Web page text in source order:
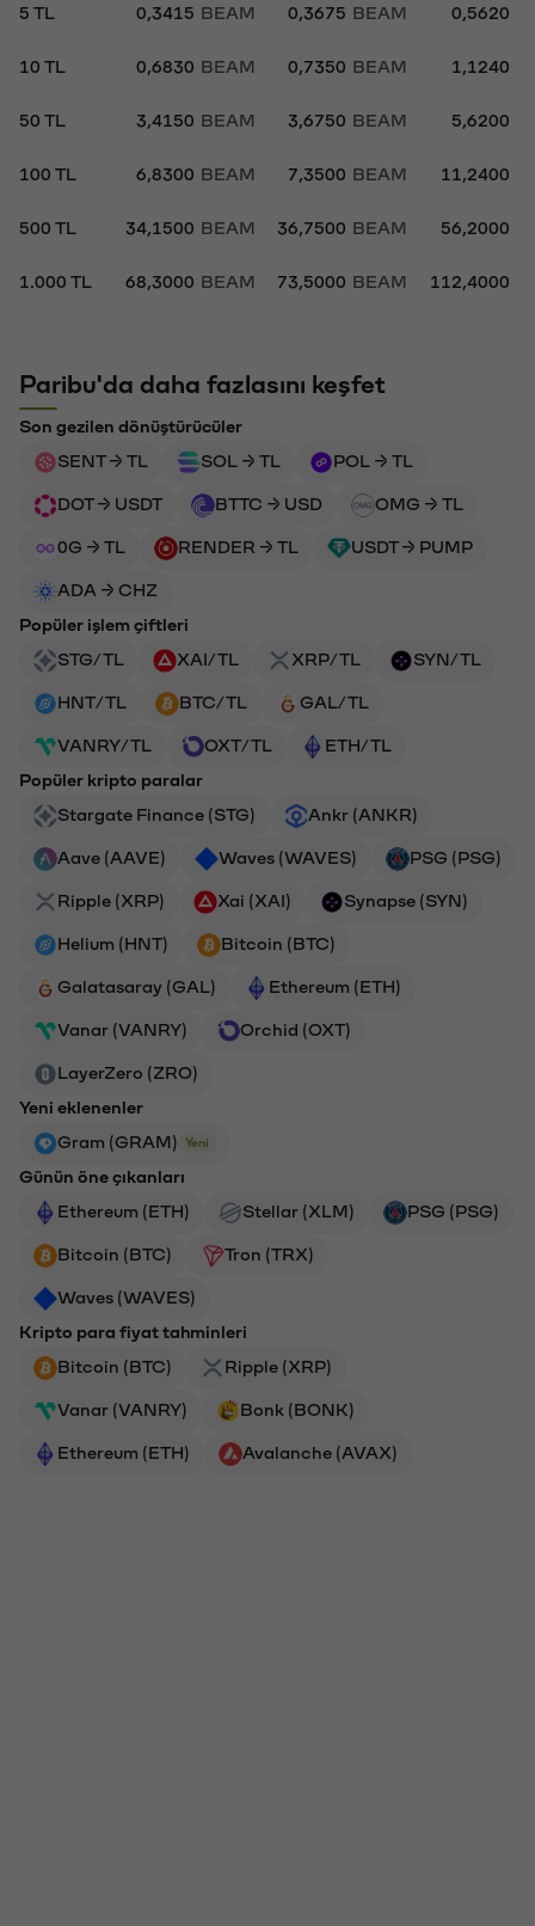
5 TL 0,3415 BEAM 0,3675 BEAM 0,5620
10 TL 0,6830 BEAM 0,7350 BEAM 1,1240
50 TL 3,4150 BEAM 3,6750 BEAM 5,6200
100 TL 6,8300 BEAM 7,3500 BEAM 11,2400
500 TL 34,1500 BEAM 36,7500 BEAM 56,2000
1.000 TL 68,3000 BEAM 73,5000 BEAM 112,4000
Paribu'da daha fazlasını keşfet
Son gezilen dönüştürücüler
SENT → TL
SOL → TL POL → TL
DOT → USDT BTTC → USD OMG → TL
0G → TL RENDER → TL USDT → PUMP
ADA → CHZ
Popüler işlem çiftleri
STG/TL
XAI/TL XRP/TL SYN/TL
HNT/TL BTC/TL GAL/TL
VANRY/TL OXT/TL
ETH/TL
Popüler kripto paralar
Stargate Finance (STG)
Ankr (ANKR)
Aave (AAVE) Waves (WAVES) PSG (PSG)
Ripple (XRP) Xai (XAI) Synapse (SYN)
Helium (HNT) Bitcoin (BTC)
Galatasaray (GAL) Ethereum (ETH)
Vanar (VANRY) Orchid (OXT)
LayerZero (ZRO)
Yeni eklenenler
Gram (GRAM)
Yeni
Günün öne çıkanları
Ethereum (ETH)
Stellar (XLM) PSG (PSG)
Bitcoin (BTC) Tron (TRX)
Waves (WAVES)
Kripto para fiyat tahminleri
Bitcoin (BTC)
Ripple (XRP)
Vanar (VANRY) Bonk (BONK)
Ethereum (ETH) Avalanche (AVAX)